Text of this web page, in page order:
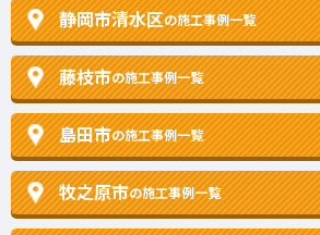
静岡市清水区の施工事例一覧
藤枝市の施工事例一覧
島田市の施工事例一覧
牧之原市の施工事例一覧